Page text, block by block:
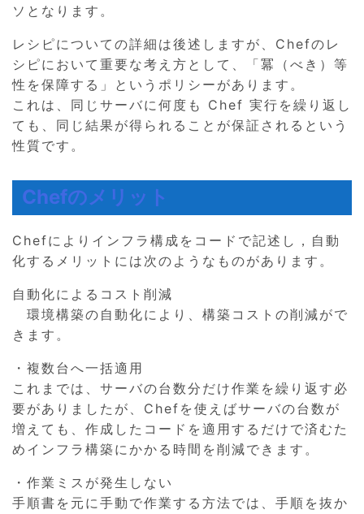
ソとなります。
レシピについての詳細は後述しますが、Chefのレ
シピにおいて重要な考え方として、「冪（べき）等
性を保障する」というポリシーがあります。
これは、同じサーバに何度も Chef 実行を繰り返し
ても、同じ結果が得られることが保証されるという
性質です。
Chefのメリット
Chefによりインフラ構成をコードで記述し，自動
化するメリットには次のようなものがあります。
自動化によるコスト削減
環境構築の自動化により、構築コストの削減がで
きます。
・複数台へ一括適用
これまでは、サーバの台数分だけ作業を繰り返す必
要がありましたが、Chefを使えばサーバの台数が
増えても、作成したコードを適用するだけで済むた
めインフラ構築にかかる時間を削減できます。
・作業ミスが発生しない
手順書を元に手動で作業する方法では、手順を抜か